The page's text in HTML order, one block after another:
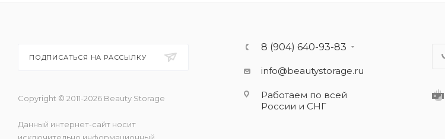
ПОДПИСАТЬСЯ НА РАССЫЛКУ
Copyright © 2011-2026 Beauty Storage
Данный интернет-сайт носит
8 (904) 640-93-83
info@beautystorage.ru
Работаем по всей
России и СНГ